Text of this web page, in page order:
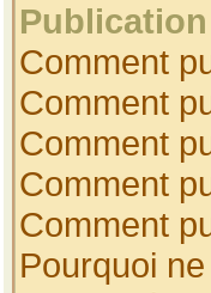
Publication
Comment
Comment
Comment
Comment
Comment
Pourquoi